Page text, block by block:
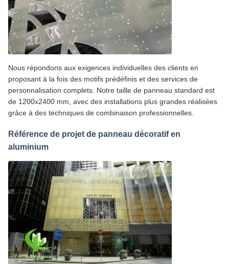
Nous répondons aux exigences individuelles des clients en
proposant à la fois des motifs prédéfinis et des services de
personnalisation complets. Notre taille de panneau standard est
de 1200x2400 mm, avec des installations plus grandes réalisées
grâce à des techniques de combinaison professionnelles.
Référence de projet de panneau décoratif en
aluminium